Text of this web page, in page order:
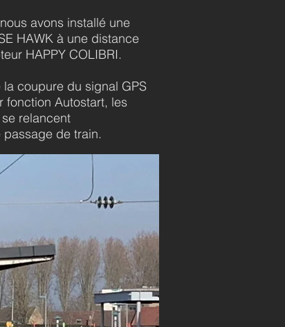
avons installé une
HAWK à une distance
HAPPY COLIBRI.
coupure du signal GPS
fonction Autostart, les
relancent
de train.